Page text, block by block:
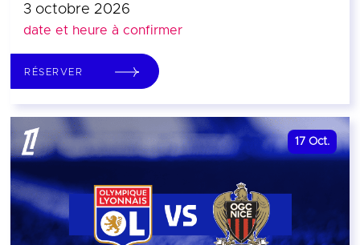
3 octobre 2026
date et heure à confirmer
RÉSERVER
17 Oct.